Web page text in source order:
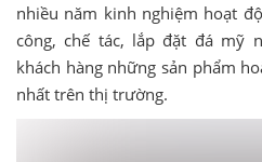
nhiều năm kinh nghiệm hoạt
công, chế tác, lắp đặt đá mỹ
khách hàng những sản phẩm
nhất trên thị trường.